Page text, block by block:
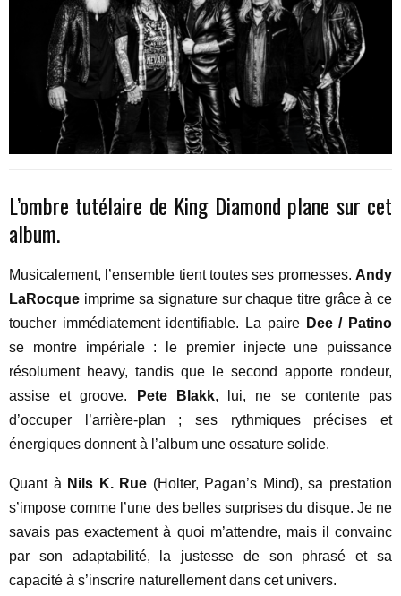
L’ombre tutélaire de King Diamond plane sur cet
album.
Musicalement, l’ensemble tient toutes ses promesses. Andy
LaRocque imprime sa signature sur chaque titre grâce à ce
toucher immédiatement identifiable. La paire Dee / Patino
se montre impériale : le premier injecte une puissance
résolument heavy, tandis que le second apporte rondeur,
assise et groove.
Pete Blakk, lui, ne se contente pas
d’occuper l’arrière-plan ; ses rythmiques précises et
énergiques donnent à l’album une ossature solide.
Quant à Nils K. Rue (Holter, Pagan’s Mind), sa prestation
s’impose comme l’une des belles surprises du disque. Je ne
savais pas exactement à quoi m’attendre, mais il convainc
par son adaptabilité, la justesse de son phrasé et sa
capacité à s’inscrire naturellement dans cet univers.